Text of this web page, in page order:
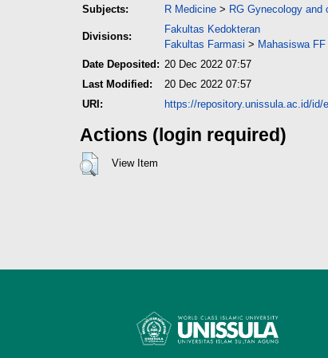
Subjects:
R Medicine > RG Gynecology and
Divisions:
Fakultas Kedokteran
Fakultas Farmasi > Mahasiswa
Date Deposited: 20 Dec 2022 07:57
Last Modified:
20 Dec 2022 07:57
URI:
https://repository.unissula.ac.id/id/
Actions (login required)
View Item